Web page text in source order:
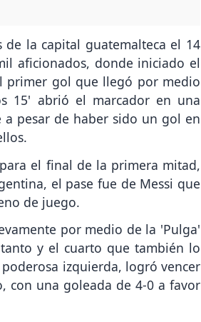
de la capital guatemalteca el 14
aficionados, donde iniciado el
primer gol que llegó por medio
15' abrió el marcador en una
pesar de haber sido un gol en
el final de la primera mitad,
el pase fue de Messi que
de juego.
por medio de la 'Pulga'
y el cuarto que también lo
izquierda, logró vencer
con una goleada de 4-0 a favor